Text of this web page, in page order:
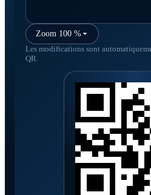
Zoom 100 %
Les modifications sont
QR.